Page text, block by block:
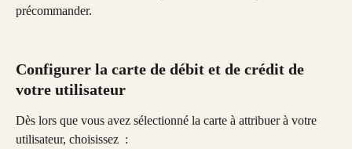
précommander.
Configurer la carte de débit et de crédit de
votre utilisateur
Dès lors que vous avez sélectionné la carte à attribuer à votre
utilisateur, choisissez  :